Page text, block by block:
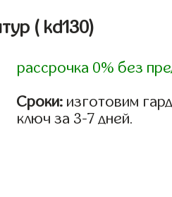
( kd130)
рассрочка 0% без
Сроки: изготовим
ключ за 3-7 дней.